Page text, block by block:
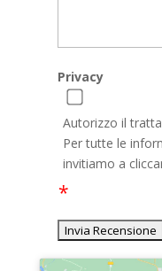
Privacy
Autorizzo il
Per tutte le
invitiamo a